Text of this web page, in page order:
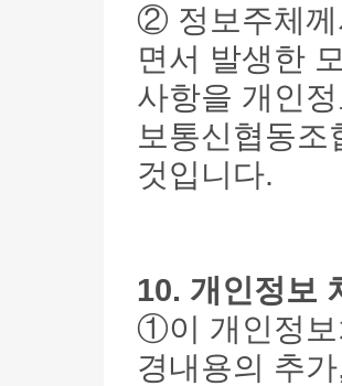
② 정보주체께
면서 발생한
사항을 개인
보통신협동
것입니다.
10. 개인정보
①이 개인정보
경내용의 추